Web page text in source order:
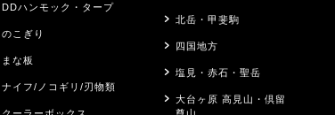
DDハンモック・タープ
のこぎり
まな板
ナイフ/ノコギリ/刃物類
北岳・甲斐駒
四国地方
塩見・赤石・聖岳
大台ヶ原 高見山・倶留